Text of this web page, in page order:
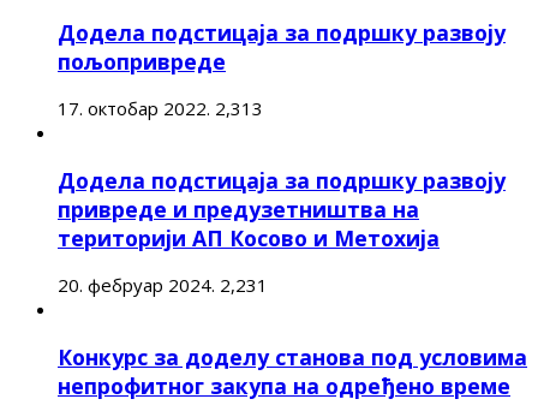
Додела подстицаја за подршку развоју
пољопривреде
17. октобар 2022. 2,313
Додела подстицаја за подршку развоју
привреде и предузетништва на
територији АП Косово и Метохија
20. фебруар 2024. 2,231
Конкурс за доделу станова под условима
непрофитног закупа на одређено време